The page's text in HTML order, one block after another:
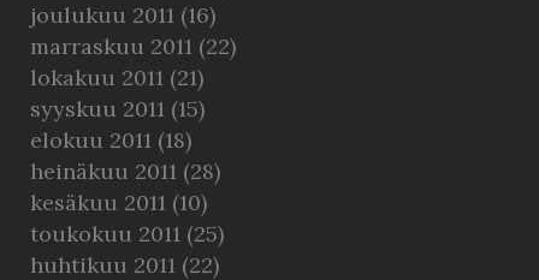
joulukuu 2011 (16)
marraskuu 2011 (22)
lokakuu 2011 (21)
syyskuu 2011 (15)
elokuu 2011 (18)
heinäkuu 2011 (28)
kesäkuu 2011 (10)
toukokuu 2011 (25)
huhtikuu 2011 (22)